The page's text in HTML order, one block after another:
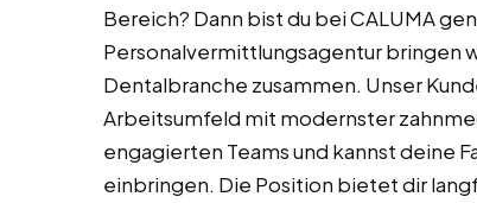
Bereich? Dann bist du bei CALUMA
Personalvermittlungsagentur bringen
Dentalbranche zusammen. Unser
Arbeitsumfeld mit modernster
engagierten Teams und kannst deine
einbringen. Die Position bietet dir